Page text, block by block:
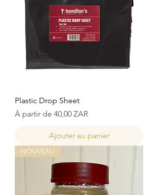
Plastic Drop Sheet
À partir de 40,00 ZAR
Prix promotionnel
Ajouter au panier
NOUVEAU